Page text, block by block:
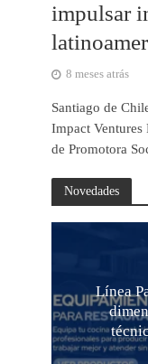
impulsar
8 meses atrás
Santiago de
Impact Ventures
de Promotora
Novedades
Línea